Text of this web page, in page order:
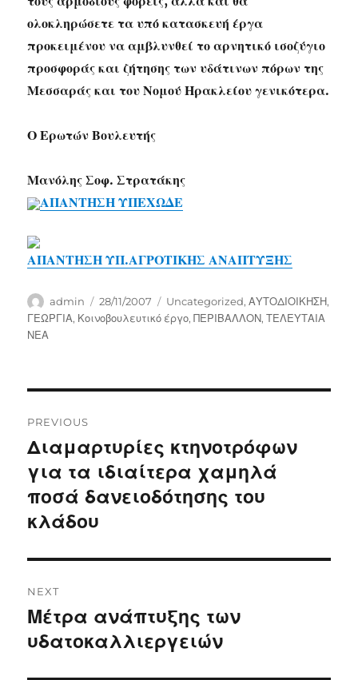
ολοκληρώσετε τα υπό κατασκευή έργα
προκειμένου να αμβλυνθεί το αρνητικό ισοζύγιο
προσφοράς και ζήτησης των υδάτινων πόρων της
Μεσσαράς και του Νομού Ηρακλείου γενικότερα.
Ο Ερωτών Βουλευτής
Μανόλης Σοφ. Στρατάκης
ΑΠΑΝΤΗΣΗ ΥΠΕΧΩΔΕ
ΑΠΑΝΤΗΣΗ ΥΠ.ΑΓΡΟΤΙΚΗΣ ΑΝΑΠΤΥΞΗΣ
Author
admin
Posted
on
28/11/2007 Categories
Uncategorized,ΑΥΤΟΔΙΟΙΚΗΣΗ,
ΓΕΩΡΓΙΑ, Κοινοβουλευτικό έργο,ΠΕΡΙΒΑΛΛΟΝ,ΤΕΛΕΥΤΑΙΑ
ΝΕΑ
navigation
PREVIOUS
Previous
post:
Διαμαρτυρίες κτηνοτρόφων
για τα ιδιαίτερα χαμηλά
ποσά δανειοδότησης του
κλάδου
NEXT
Next
post:
Μέτρα ανάπτυξης των
υδατοκαλλιεργειών